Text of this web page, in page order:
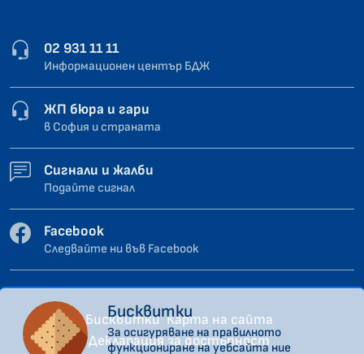
02 931 11 11
Информационен център БДЖ
ЖП бюра и гари
в София и страната
Сигнали и жалби
Подайте сигнал
Facebook
Следвайте ни във Facebook
Бисквитки Карта на сайта
Декларация за достъпност
Бисквитки
За осигуряване на правилното
функциониране на уебсайта ние